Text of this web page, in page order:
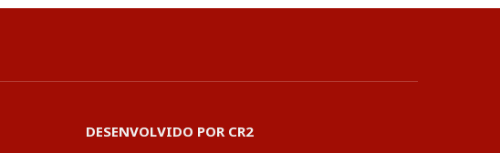
DESENVOLVIDO POR CR2